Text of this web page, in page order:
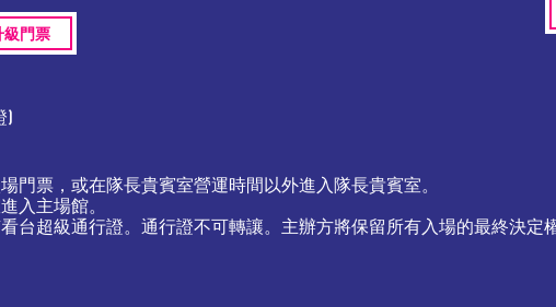
級門票
)
門票，或在隊長貴賓室營運時間以外進入隊長貴賓室。
入主場館。
台超級通行證。通行證不可轉讓。主辦方將保留所有入場的最終決定